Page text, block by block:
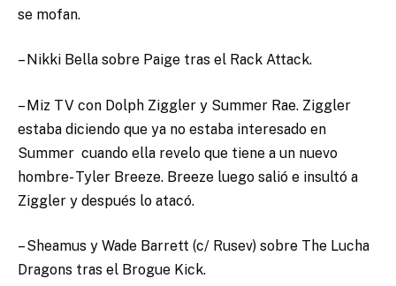
se mofan.
– Nikki Bella sobre Paige tras el Rack Attack.
– Miz TV con Dolph Ziggler y Summer Rae. Ziggler
estaba diciendo que ya no estaba interesado en
Summer cuando ella revelo que tiene a un nuevo
hombre- Tyler Breeze. Breeze luego salió e insultó a
Ziggler y después lo atacó.
– Sheamus y Wade Barrett (c/ Rusev) sobre The Lucha
Dragons tras el Brogue Kick.